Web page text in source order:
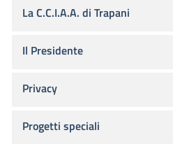
La C.C.I.A.A. di Trapani
Il Presidente
Privacy
Progetti speciali